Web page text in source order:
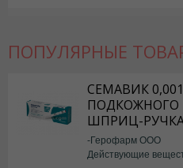
Дисоль в Астане Дисоль в
ПОПУЛЯРНЫЕ
СЕМАВИК
ПОДКОЖНОГО
ШПРИЦ-
-Герофарм ООО
Действующие